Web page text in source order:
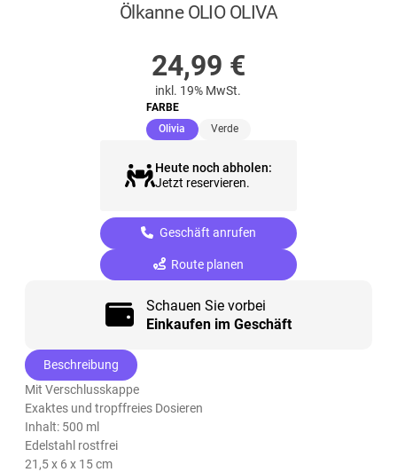
Ölkanne OLIO OLIVA
24,99 €
inkl. 19% MwSt.
FARBE
Olivia (ausgewählt)
Verde
Heute noch abholen:
Jetzt reservieren.
Geschäft anrufen
Route planen
Schauen Sie vorbei
Einkaufen im Geschäft
Beschreibung
Mit Verschlusskappe
Exaktes und tropffreies Dosieren
Inhalt: 500 ml
Edelstahl rostfrei
21,5 x 6 x 15 cm